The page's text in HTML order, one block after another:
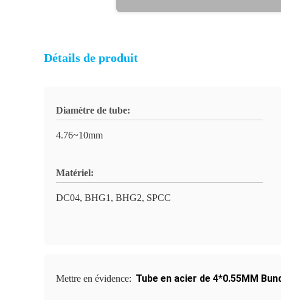
Détails de produit
Diamètre de tube:
4.76~10mm
Matériel:
DC04, BHG1, BHG2, SPCC
Mettre en évidence: Tube en acier de 4*0.55MM